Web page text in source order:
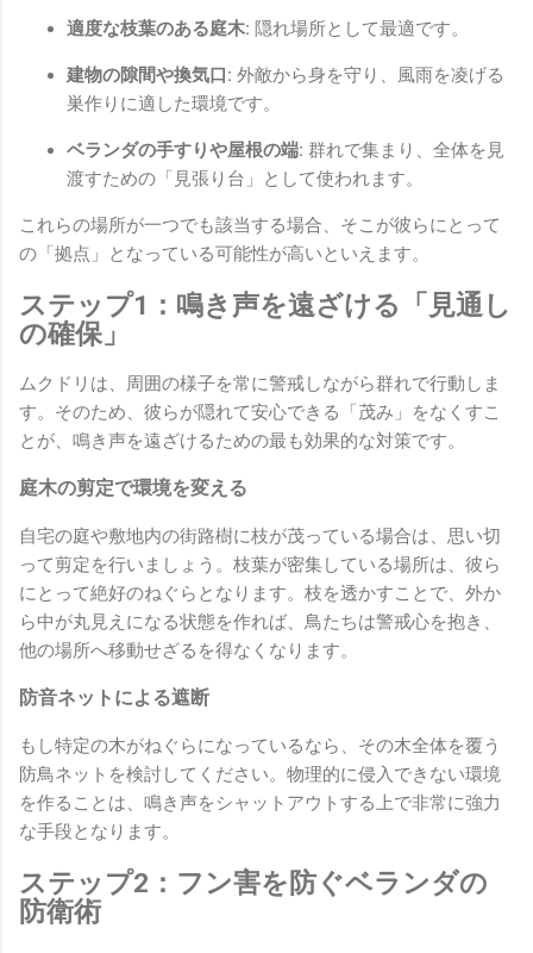
適度な枝葉のある庭木: 隠れ場所として最適です。
建物の隙間や換気口: 外敵から身を守り、風雨を凌げる
巣作りに適した環境です。
ベランダの手すりや屋根の端: 群れで集まり、全体を見
渡すための「見張り台」として使われます。
これらの場所が一つでも該当する場合、そこが彼らにとって
の「拠点」となっている可能性が高いといえます。
ステップ1：鳴き声を遠ざける「見通し
の確保」
ムクドリは、周囲の様子を常に警戒しながら群れで行動しま
す。そのため、彼らが隠れて安心できる「茂み」をなくすこ
とが、鳴き声を遠ざけるための最も効果的な対策です。
庭木の剪定で環境を変える
自宅の庭や敷地内の街路樹に枝が茂っている場合は、思い切
って剪定を行いましょう。枝葉が密集している場所は、彼ら
にとって絶好のねぐらとなります。枝を透かすことで、外か
ら中が丸見えになる状態を作れば、鳥たちは警戒心を抱き、
他の場所へ移動せざるを得なくなります。
防音ネットによる遮断
もし特定の木がねぐらになっているなら、その木全体を覆う
防鳥ネットを検討してください。物理的に侵入できない環境
を作ることは、鳴き声をシャットアウトする上で非常に強力
な手段となります。
ステップ2：フン害を防ぐベランダの
防衛術